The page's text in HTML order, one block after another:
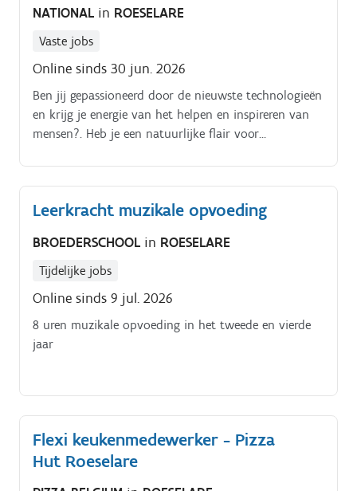
NATIONAL in ROESELARE
Vaste jobs
Online sinds 30 jun. 2026
Ben jij gepassioneerd door de nieuwste technologieën
en krijg je energie van het helpen en inspireren van
mensen?. Heb je een natuurlijke flair voor
Leerkracht muzikale opvoeding
BROEDERSCHOOL in ROESELARE
Tijdelijke jobs
Online sinds 9 jul. 2026
8 uren muzikale opvoeding in het tweede en vierde
jaar
Flexi keukenmedewerker - Pizza
Hut Roeselare